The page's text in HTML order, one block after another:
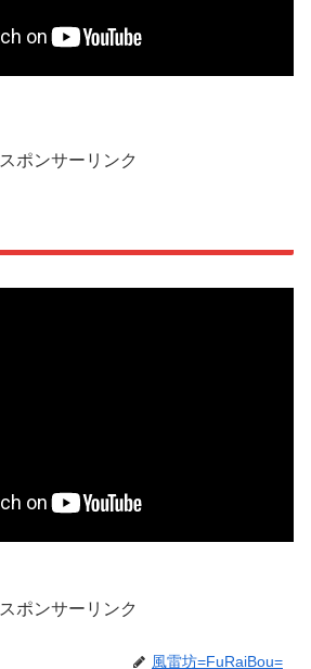
スポンサーリンク
スポンサーリンク
風雷坊=FuRaiBou=